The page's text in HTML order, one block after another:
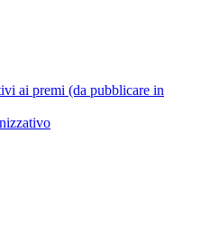
ai premi (da pubblicare in